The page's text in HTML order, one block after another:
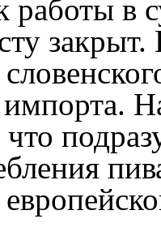
работы в